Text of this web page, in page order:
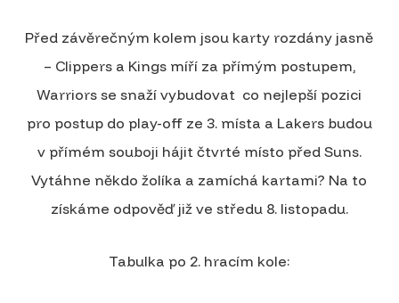
Před závěrečným kolem jsou karty rozdány jasně
– Clippers a Kings míří za přímým postupem,
Warriors se snaží vybudovat co nejlepší pozici
pro postup do play-off ze 3. místa a Lakers budou
v přímém souboji hájit čtvrté místo před Suns.
Vytáhne někdo žolíka a zamíchá kartami? Na to
získáme odpověď již ve středu 8. listopadu.
Tabulka po 2. hracím kole: